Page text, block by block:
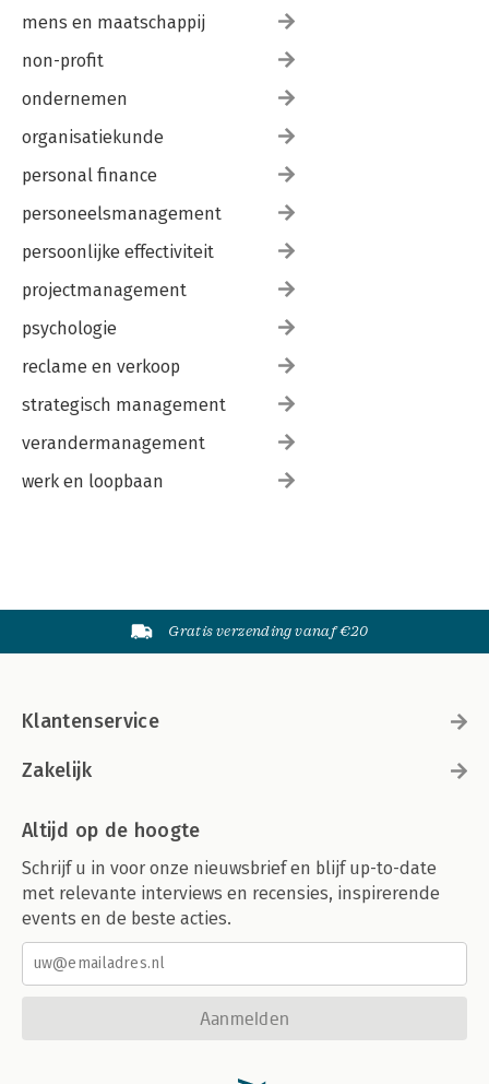
mens en maatschappij
non-profit
ondernemen
organisatiekunde
personal finance
personeelsmanagement
persoonlijke effectiviteit
projectmanagement
psychologie
reclame en verkoop
strategisch management
verandermanagement
werk en loopbaan
Gratis verzending vanaf €20
Klantenservice
Zakelijk
Altijd op de hoogte
Schrijf u in voor onze nieuwsbrief en blijf up-to-date
met relevante interviews en recensies, inspirerende
events en de beste acties.
Aanmelden